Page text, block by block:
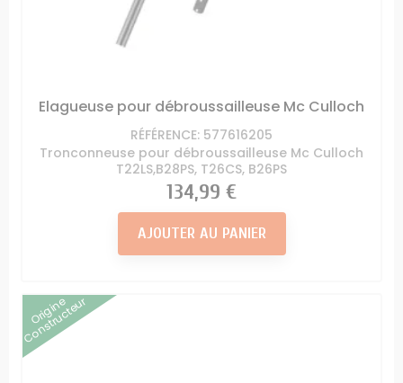
Elagueuse pour débroussailleuse Mc Culloch
RÉFÉRENCE: 577616205
Tronconneuse pour débroussailleuse Mc Culloch
T22LS,B28PS, T26CS, B26PS
Prix
134,99 €
AJOUTER AU PANIER
Origine
Constructeur